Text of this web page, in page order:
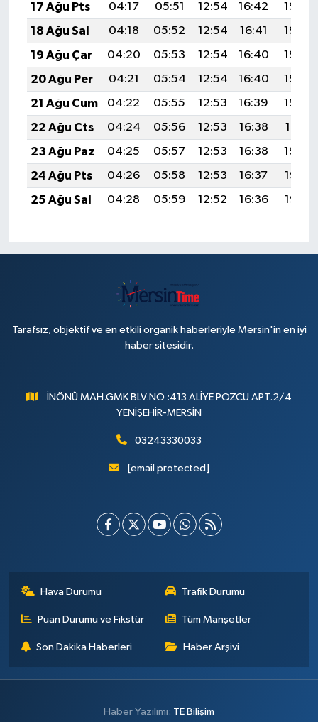
17 Ağu Pts
04:17 05:51 12:54 16:42
19:48
18 Ağu Sal
04:18 05:52 12:54 16:41
19:46
19 Ağu Çar
04:20 05:53 12:54 16:40
19:45
20 Ağu Per
04:21 05:54 12:54 16:40
19:43
21 Ağu Cum
04:22 05:55 12:53 16:39
19:42
22 Ağu Cts
04:24 05:56 12:53 16:38
19:41
23 Ağu Paz
04:25 05:57 12:53 16:38
19:39
24 Ağu Pts
04:26 05:58 12:53 16:37
19:38
25 Ağu Sal
04:28 05:59 12:52 16:36 19:36
Tarafsız, objektif ve en etkili organik haberleriyle Mersin'in en iyi
haber sitesidir.
İNÖNÜ MAH.GMK BLV.NO :413 ALİYE POZCU APT.2/4
YENİŞEHİR-MERSİN
03243330033
[email protected]
Hava Durumu Trafik Durumu
Puan Durumu ve Fikstür Tüm Manşetler
Son Dakika Haberleri Haber Arşivi
Haber Yazılımı: TE Bilişim